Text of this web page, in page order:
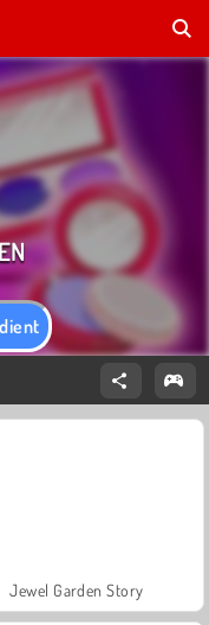
Jewel Garden Story